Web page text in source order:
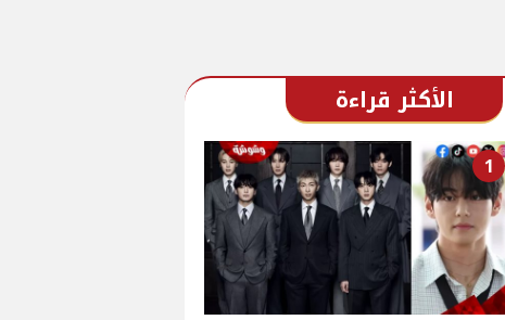
الأكثر قراءة
1